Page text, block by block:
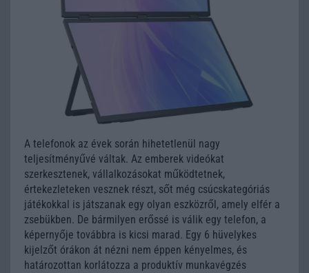
A telefonok az évek során hihetetlenül nagy
teljesítményűvé váltak. Az emberek videókat
szerkesztenek, vállalkozásokat működtetnek,
értekezleteken vesznek részt, sőt még csúcskategóriás
játékokkal is játszanak egy olyan eszközről, amely elfér a
zsebükben. De bármilyen erőssé is válik egy telefon, a
képernyője továbbra is kicsi marad. Egy 6 hüvelykes
kijelzőt órákon át nézni nem éppen kényelmes, és
határozottan korlátozza a produktív munkavégzés